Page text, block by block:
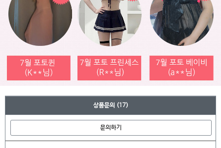
상품문의 (17)
문의하기